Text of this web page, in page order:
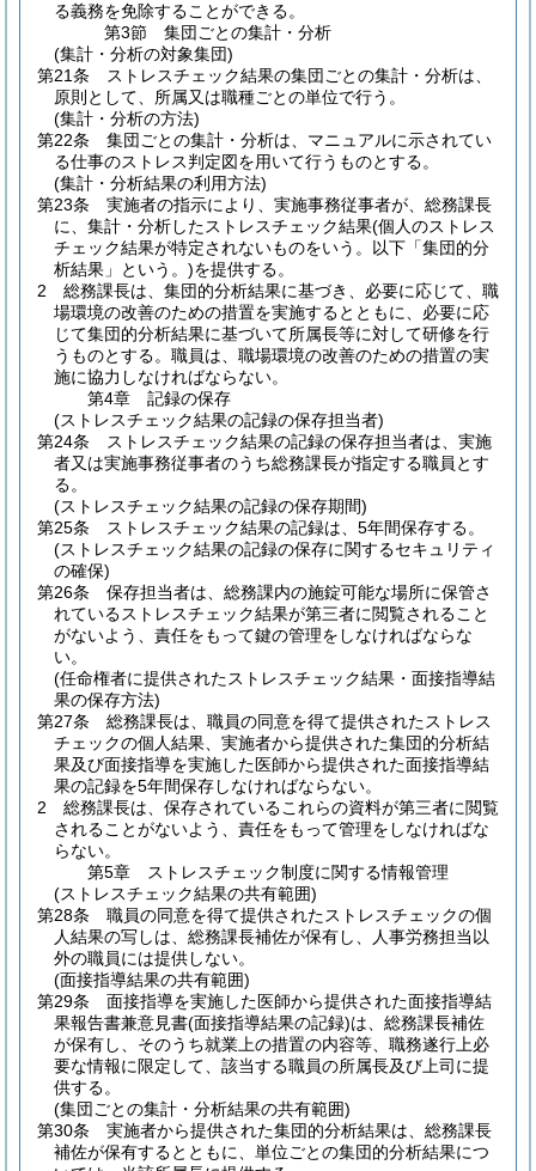
る義務を免除することができる。
第3節
集団ごとの集計・分析
(集計・分析の対象集団)
第21条
ストレスチェック結果の集団ごとの集計・分析は、
原則として、所属又は職種ごとの単位で行う。
(集計・分析の方法)
第22条
集団ごとの集計・分析は、マニュアルに示されてい
る仕事のストレス判定図を用いて行うものとする。
(集計・分析結果の利用方法)
第23条
実施者の指示により、実施事務従事者が、総務課長
に、集計・分析したストレスチェック結果(個人のストレス
チェック結果が特定されないものをいう。以下「集団的分
析結果」という。)を提供する。
2
総務課長は、集団的分析結果に基づき、必要に応じて、職
場環境の改善のための措置を実施するとともに、必要に応
じて集団的分析結果に基づいて所属長等に対して研修を行
うものとする。 職員は、職場環境の改善のための措置の実
施に協力しなければならない。
第4章
記録の保存
(ストレスチェック結果の記録の保存担当者)
第24条
ストレスチェック結果の記録の保存担当者は、実施
者又は実施事務従事者のうち総務課長が指定する職員とす
る。
(ストレスチェック結果の記録の保存期間)
第25条
ストレスチェック結果の記録は、5年間保存する。
(ストレスチェック結果の記録の保存に関するセキュリティ
の確保)
第26条
保存担当者は、総務課内の施錠可能な場所に保管さ
れているストレスチェック結果が第三者に閲覧されること
がないよう、責任をもって鍵の管理をしなければならな
い。
(任命権者に提供されたストレスチェック結果・面接指導結
果の保存方法)
第27条
総務課長は、職員の同意を得て提供されたストレス
チェックの個人結果、実施者から提供された集団的分析結
果及び面接指導を実施した医師から提供された面接指導結
果の記録を5年間保存しなければならない。
2
総務課長は、保存されているこれらの資料が第三者に閲覧
されることがないよう、責任をもって管理をしなければな
らない。
第5章
ストレスチェック制度に関する情報管理
(ストレスチェック結果の共有範囲)
第28条
職員の同意を得て提供されたストレスチェックの個
人結果の写しは、総務課長補佐が保有し、人事労務担当以
外の職員には提供しない。
(面接指導結果の共有範囲)
第29条
面接指導を実施した医師から提供された面接指導結
果報告書兼意見書(面接指導結果の記録)は、総務課長補佐
が保有し、そのうち就業上の措置の内容等、職務遂行上必
要な情報に限定して、該当する職員の所属長及び上司に提
供する。
(集団ごとの集計・分析結果の共有範囲)
第30条
実施者から提供された集団的分析結果は、総務課長
補佐が保有するとともに、単位ごとの集団的分析結果につ